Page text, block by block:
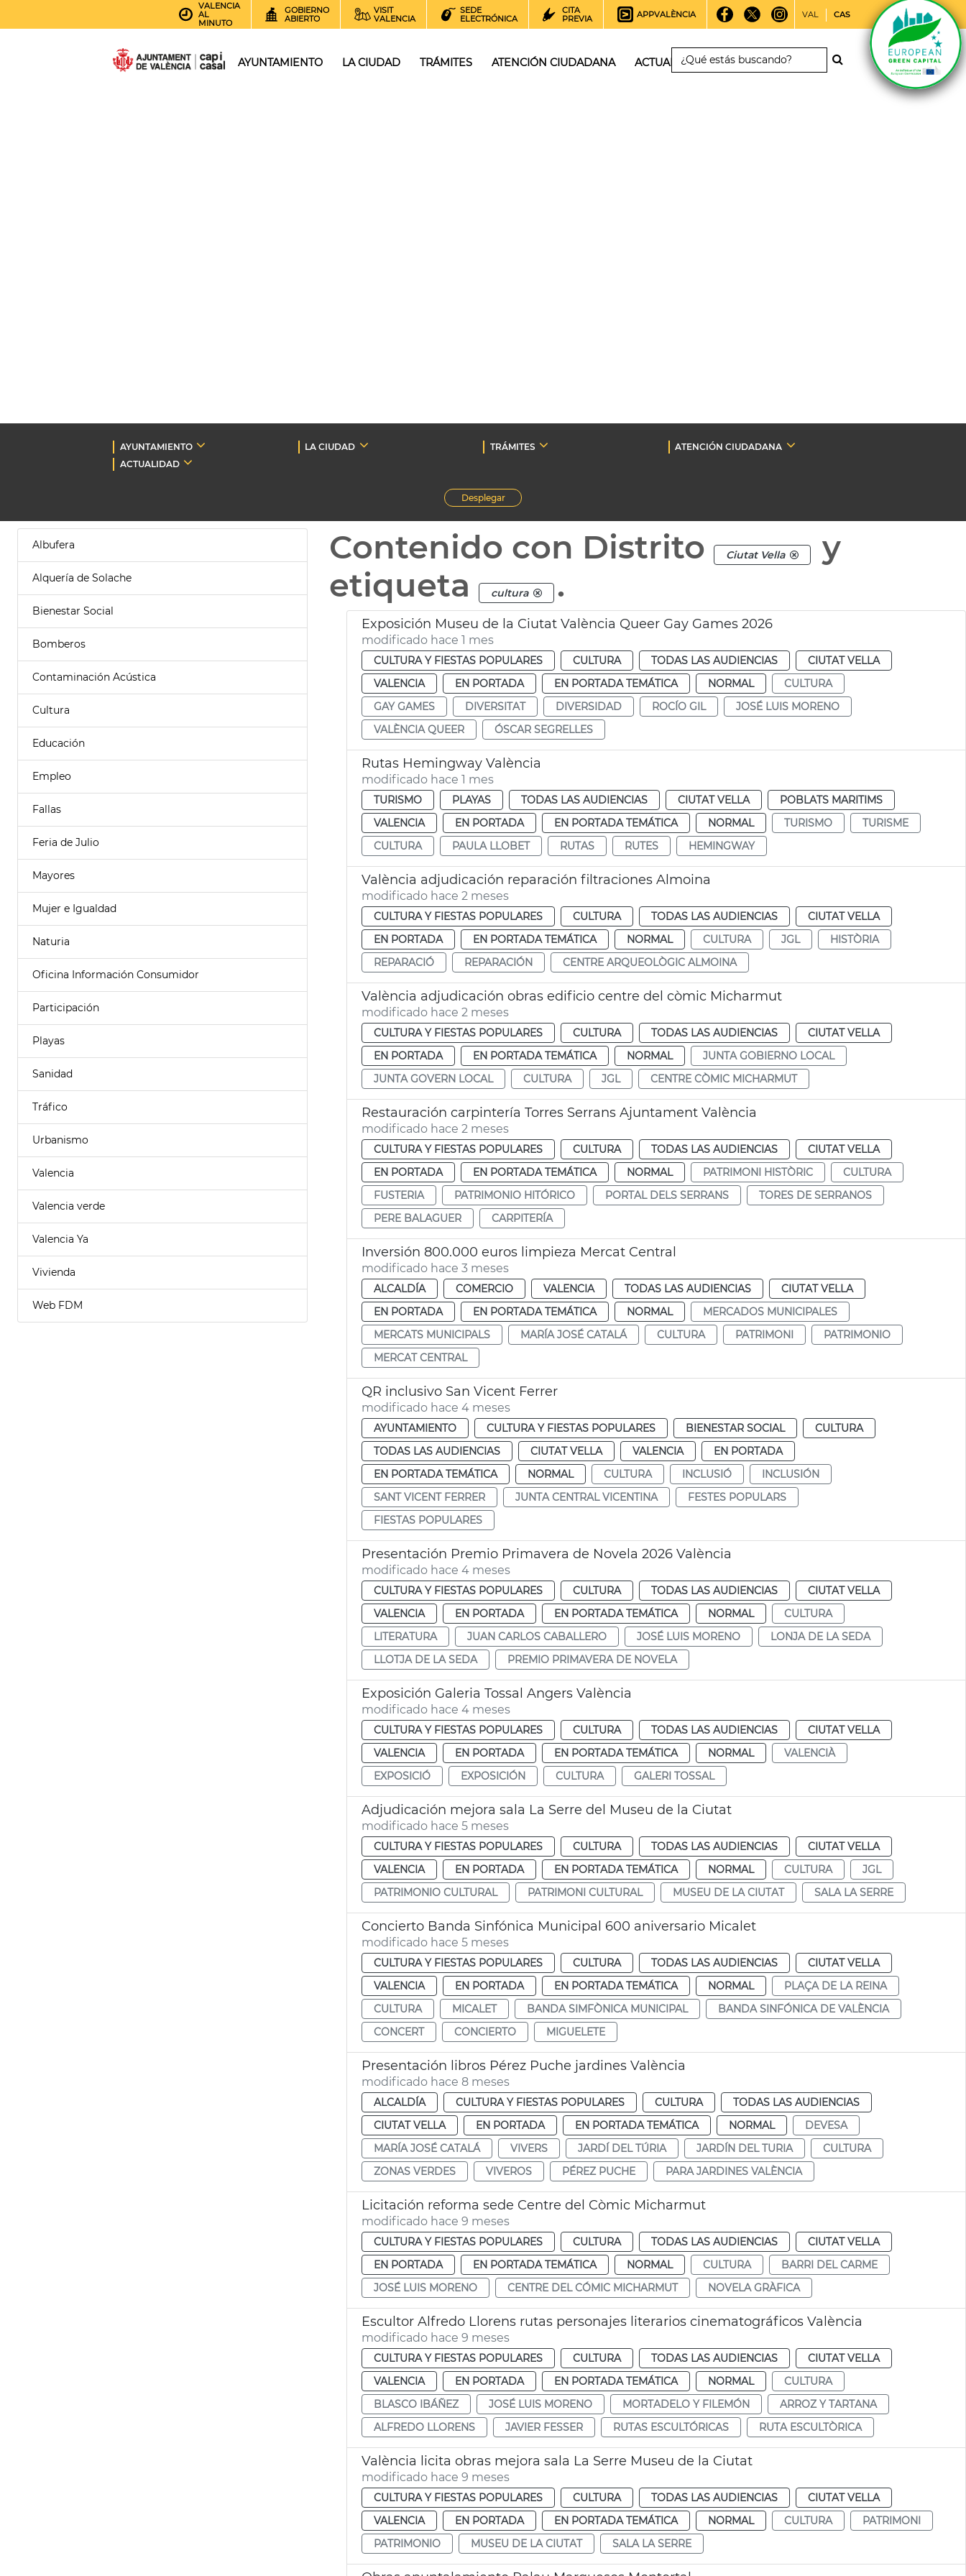
VALENCIA
AL
MINUTO
GOBIERNO
ABIERTO
VISIT
VALENCIA
SEDE
ELECTRÓNICA
CITA
PREVIA
APPVALÈNCIA VAL CAS
AYUNTAMIENTO LA CIUDAD TRÁMITES ATENCIÓN CIUDADANA ACTUALIDAD
AYUNTAMIENTO LA CIUDAD TRÁMITES
ATENCIÓN CIUDADANA
ACTUALIDAD
Desplegar
Albufera
Alquería de Solache
Bienestar Social
Bomberos
Contaminación Acústica
Cultura
Educación
Empleo
Fallas
Feria de Julio
Mayores
Mujer e Igualdad
Naturia
Oficina Información Consumidor
Participación
Playas
Sanidad
Tráfico
Urbanismo
Valencia
Valencia verde
Valencia Ya
Vivienda
Web FDM
Contenido con Distrito Ciutat Vella
y
etiqueta
cultura .
Exposición Museu de la Ciutat València Queer Gay Games 2026
modificado hace 1 mes
CULTURA Y FIESTAS POPULARES CULTURA TODAS LAS AUDIENCIAS
CIUTAT VELLA
VALENCIA
EN PORTADA EN PORTADA TEMÁTICA NORMAL
CULTURA
GAY GAMES
DIVERSITAT DIVERSIDAD ROCÍO GIL
JOSÉ LUIS MORENO
VALÈNCIA QUEER
ÓSCAR SEGRELLES
Rutas Hemingway València
modificado hace 1 mes
TURISMO PLAYAS TODAS LAS AUDIENCIAS CIUTAT VELLA
POBLATS MARITIMS
VALENCIA
EN PORTADA EN PORTADA TEMÁTICA NORMAL TURISMO
TURISME
CULTURA
PAULA LLOBET RUTAS RUTES HEMINGWAY
València adjudicación reparación filtraciones Almoina
modificado hace 2 meses
CULTURA Y FIESTAS POPULARES CULTURA TODAS LAS AUDIENCIAS
CIUTAT VELLA
EN PORTADA
EN PORTADA TEMÁTICA NORMAL CULTURA JGL
HISTÒRIA
REPARACIÓ
REPARACIÓN CENTRE ARQUEOLÒGIC ALMOINA
València adjudicación obras edificio centre del còmic Micharmut
modificado hace 2 meses
CULTURA Y FIESTAS POPULARES CULTURA TODAS LAS AUDIENCIAS
CIUTAT VELLA
EN PORTADA
EN PORTADA TEMÁTICA NORMAL
JUNTA GOBIERNO LOCAL
JUNTA GOVERN LOCAL
CULTURA JGL CENTRE CÒMIC MICHARMUT
Restauración carpintería Torres Serrans Ajuntament València
modificado hace 2 meses
CULTURA Y FIESTAS POPULARES CULTURA TODAS LAS AUDIENCIAS
CIUTAT VELLA
EN PORTADA
EN PORTADA TEMÁTICA NORMAL PATRIMONI HISTÒRIC
CULTURA
FUSTERIA
PATRIMONIO HITÓRICO PORTAL DELS SERRANS
TORES DE SERRANOS
PERE BALAGUER
CARPITERÍA
Inversión 800.000 euros limpieza Mercat Central
modificado hace 3 meses
ALCALDÍA COMERCIO VALENCIA TODAS LAS AUDIENCIAS
CIUTAT VELLA
EN PORTADA
EN PORTADA TEMÁTICA NORMAL
MERCADOS MUNICIPALES
MERCATS MUNICIPALS
MARÍA JOSÉ CATALÁ CULTURA PATRIMONI
PATRIMONIO
MERCAT CENTRAL
QR inclusivo San Vicent Ferrer
modificado hace 4 meses
AYUNTAMIENTO CULTURA Y FIESTAS POPULARES BIENESTAR SOCIAL
CULTURA
TODAS LAS AUDIENCIAS
CIUTAT VELLA VALENCIA
EN PORTADA
EN PORTADA TEMÁTICA
NORMAL CULTURA INCLUSIÓ
INCLUSIÓN
SANT VICENT FERRER
JUNTA CENTRAL VICENTINA
FESTES POPULARS
FIESTAS POPULARES
Presentación Premio Primavera de Novela 2026 València
modificado hace 4 meses
CULTURA Y FIESTAS POPULARES CULTURA TODAS LAS AUDIENCIAS
CIUTAT VELLA
VALENCIA
EN PORTADA EN PORTADA TEMÁTICA NORMAL
CULTURA
LITERATURA
JUAN CARLOS CABALLERO JOSÉ LUIS MORENO
LONJA DE LA SEDA
LLOTJA DE LA SEDA
PREMIO PRIMAVERA DE NOVELA
Exposición Galeria Tossal Angers València
modificado hace 4 meses
CULTURA Y FIESTAS POPULARES CULTURA TODAS LAS AUDIENCIAS
CIUTAT VELLA
VALENCIA
EN PORTADA EN PORTADA TEMÁTICA NORMAL
VALENCIÀ
EXPOSICIÓ
EXPOSICIÓN CULTURA GALERI TOSSAL
Adjudicación mejora sala La Serre del Museu de la Ciutat
modificado hace 5 meses
CULTURA Y FIESTAS POPULARES CULTURA TODAS LAS AUDIENCIAS
CIUTAT VELLA
VALENCIA
EN PORTADA EN PORTADA TEMÁTICA NORMAL CULTURA
JGL
PATRIMONIO CULTURAL
PATRIMONI CULTURAL MUSEU DE LA CIUTAT SALA LA SERRE
Concierto Banda Sinfónica Municipal 600 aniversario Micalet
modificado hace 5 meses
CULTURA Y FIESTAS POPULARES CULTURA TODAS LAS AUDIENCIAS
CIUTAT VELLA
VALENCIA
EN PORTADA EN PORTADA TEMÁTICA NORMAL
PLAÇA DE LA REINA
CULTURA
MICALET BANDA SIMFÒNICA MUNICIPAL
BANDA SINFÓNICA DE VALÈNCIA
CONCERT
CONCIERTO MIGUELETE
Presentación libros Pérez Puche jardines València
modificado hace 8 meses
ALCALDÍA CULTURA Y FIESTAS POPULARES CULTURA
TODAS LAS AUDIENCIAS
CIUTAT VELLA
EN PORTADA EN PORTADA TEMÁTICA NORMAL
DEVESA
MARÍA JOSÉ CATALÁ
VIVERS JARDÍ DEL TÚRIA JARDÍN DEL TURIA
CULTURA
ZONAS VERDES
VIVEROS PÉREZ PUCHE PARA JARDINES VALÈNCIA
Licitación reforma sede Centre del Còmic Micharmut
modificado hace 9 meses
CULTURA Y FIESTAS POPULARES CULTURA TODAS LAS AUDIENCIAS
CIUTAT VELLA
EN PORTADA
EN PORTADA TEMÁTICA NORMAL CULTURA
BARRI DEL CARME
JOSÉ LUIS MORENO
CENTRE DEL CÓMIC MICHARMUT NOVELA GRÀFICA
Escultor Alfredo Llorens rutas personajes literarios cinematográficos València
modificado hace 9 meses
CULTURA Y FIESTAS POPULARES CULTURA TODAS LAS AUDIENCIAS
CIUTAT VELLA
VALENCIA
EN PORTADA EN PORTADA TEMÁTICA NORMAL
CULTURA
BLASCO IBÁÑEZ
JOSÉ LUIS MORENO MORTADELO Y FILEMÓN
ARROZ Y TARTANA
ALFREDO LLORENS
JAVIER FESSER RUTAS ESCULTÓRICAS RUTA ESCULTÒRICA
València licita obras mejora sala La Serre Museu de la Ciutat
modificado hace 9 meses
CULTURA Y FIESTAS POPULARES CULTURA TODAS LAS AUDIENCIAS
CIUTAT VELLA
VALENCIA
EN PORTADA EN PORTADA TEMÁTICA NORMAL CULTURA
PATRIMONI
PATRIMONIO
MUSEU DE LA CIUTAT SALA LA SERRE